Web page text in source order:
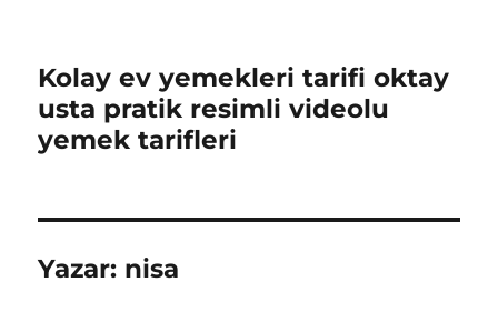
Kolay ev yemekleri tarifi oktay
usta pratik resimli videolu
yemek tarifleri
Yazar: nisa